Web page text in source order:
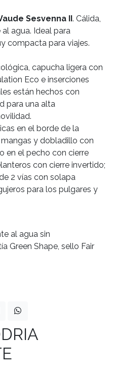
Sesvenna II. Cálida,
agua. Ideal para
compacta para viajes.
capucha ligera con
Eco e inserciones
están hechos con
para una alta
en el borde de la
y dobladillo con
en el pecho con cierre
con cierre invertido;
2 vías con solapa
para los pulgares y
al agua sin
Green Shape, sello Fair